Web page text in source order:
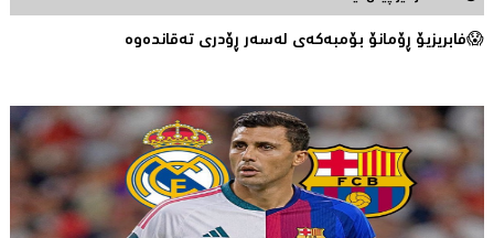
😱فابریزیۆ ڕۆمانۆ بۆمبەکەی لەسەر ڕۆدری تەقاندەوە